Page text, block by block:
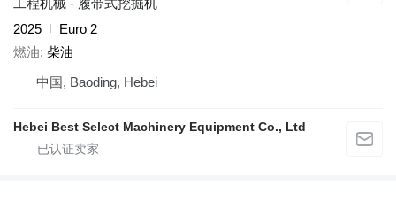
2025
Euro 2
燃油 柴油
中国, Baoding, Hebei
Hebei Best Select Machinery Equipment Co., Ltd